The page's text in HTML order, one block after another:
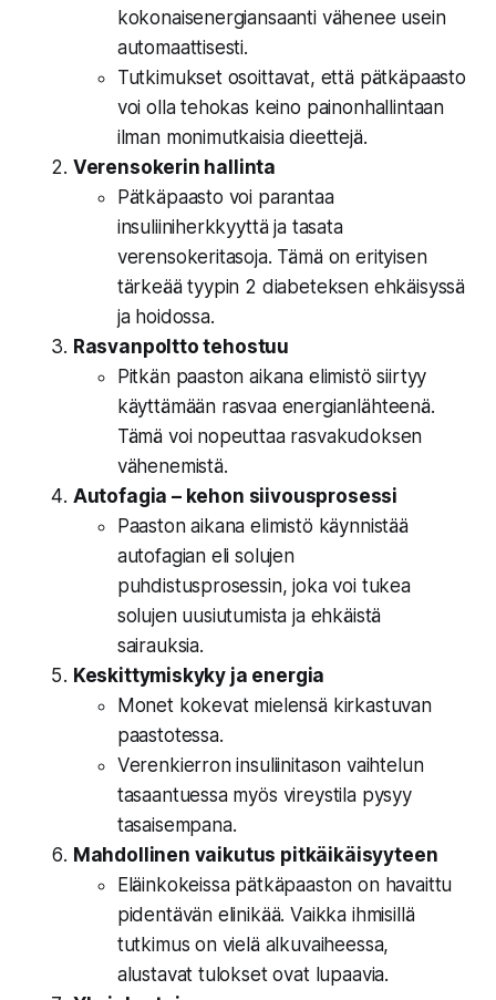
kokonaisenergiansaanti vähenee usein
automaattisesti.
Tutkimukset osoittavat, että pätkäpaasto
voi olla tehokas keino painonhallintaan
ilman monimutkaisia dieettejä.
Verensokerin hallinta
Pätkäpaasto voi parantaa
insuliiniherkkyyttä ja tasata
verensokeritasoja. Tämä on erityisen
tärkeää tyypin 2 diabeteksen ehkäisyssä
ja hoidossa.
Rasvanpoltto tehostuu
Pitkän paaston aikana elimistö siirtyy
käyttämään rasvaa energianlähteenä.
Tämä voi nopeuttaa rasvakudoksen
vähenemistä.
Autofagia – kehon siivousprosessi
Paaston aikana elimistö käynnistää
autofagian eli solujen
puhdistusprosessin, joka voi tukea
solujen uusiutumista ja ehkäistä
sairauksia.
Keskittymiskyky ja energia
Monet kokevat mielensä kirkastuvan
paastotessa.
Verenkierron insuliinitason vaihtelun
tasaantuessa myös vireystila pysyy
tasaisempana.
Mahdollinen vaikutus pitkäikäisyyteen
Eläinkokeissa pätkäpaaston on havaittu
pidentävän elinikää. Vaikka ihmisillä
tutkimus on vielä alkuvaiheessa,
alustavat tulokset ovat lupaavia.